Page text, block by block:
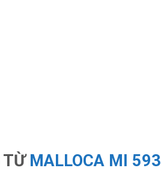
TỪMALLOCA MI 593